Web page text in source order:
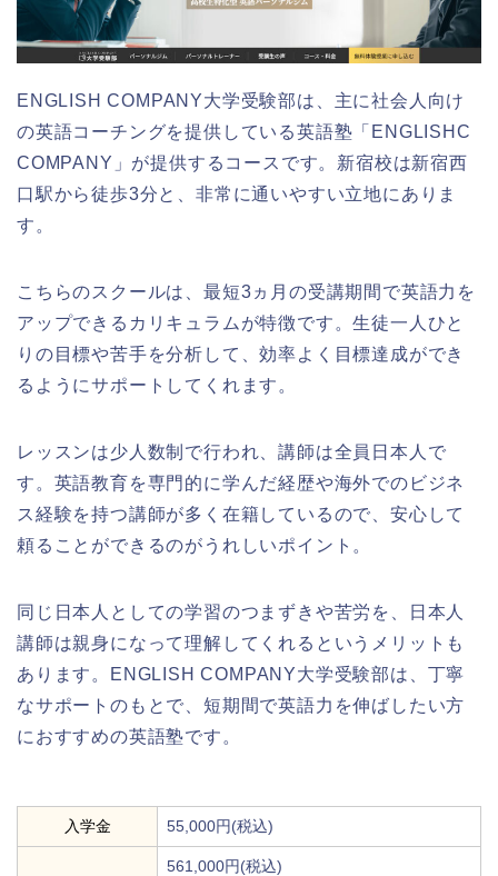
ENGLISH COMPANY大学受験部は、主に社会人向け
の英語コーチングを提供している英語塾「ENGLISHC
COMPANY」が提供するコースです。新宿校は新宿西
口駅から徒歩3分と、非常に通いやすい立地にありま
す。
こちらのスクールは、最短3ヵ月の受講期間で英語力を
アップできるカリキュラムが特徴です。生徒一人ひと
りの目標や苦手を分析して、効率よく目標達成ができ
るようにサポートしてくれます。
レッスンは少人数制で行われ、講師は全員日本人で
す。英語教育を専門的に学んだ経歴や海外でのビジネ
ス経験を持つ講師が多く在籍しているので、安心して
頼ることができるのがうれしいポイント。
同じ日本人としての学習のつまずきや苦労を、日本人
講師は親身になって理解してくれるというメリットも
あります。ENGLISH COMPANY大学受験部は、丁寧
なサポートのもとで、短期間で英語力を伸ばしたい方
におすすめの英語塾です。
入学金 55,000円(税込)
561,000円(税込)